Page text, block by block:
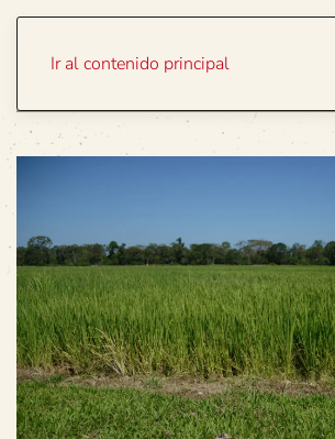
Ir al contenido principal